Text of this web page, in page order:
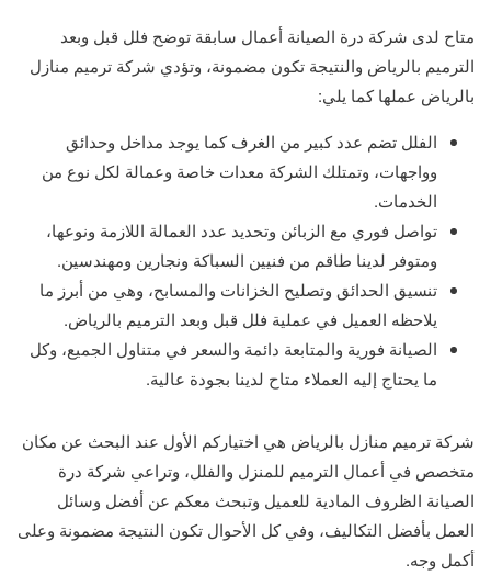
متاح لدى شركة درة الصيانة أعمال سابقة توضح فلل قبل وبعد
الترميم بالرياض والنتيجة تكون مضمونة، وتؤدي شركة ترميم منازل
بالرياض عملها كما يلي:
الفلل تضم عدد كبير من الغرف كما يوجد مداخل وحدائق
وواجهات، وتمتلك الشركة معدات خاصة وعمالة لكل نوع من
الخدمات.
تواصل فوري مع الزبائن وتحديد عدد العمالة اللازمة ونوعها،
ومتوفر لدينا طاقم من فنيين السباكة ونجارين ومهندسين.
تنسيق الحدائق وتصليح الخزانات والمسابح، وهي من أبرز ما
يلاحظه العميل في عملية فلل قبل وبعد الترميم بالرياض.
الصيانة فورية والمتابعة دائمة والسعر في متناول الجميع، وكل
ما يحتاج إليه العملاء متاح لدينا بجودة عالية.
شركة ترميم منازل بالرياض هي اختياركم الأول عند البحث عن مكان
متخصص في أعمال الترميم للمنزل والفلل، وتراعي شركة درة
الصيانة الظروف المادية للعميل وتبحث معكم عن أفضل وسائل
العمل بأفضل التكاليف، وفي كل الأحوال تكون النتيجة مضمونة وعلى
أكمل وجه.